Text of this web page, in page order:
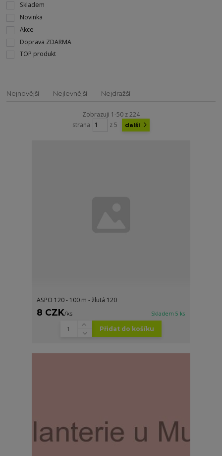
Skladem
Novinka
Akce
Doprava ZDARMA
TOP produkt
Nejnovější Nejlevnější Nejdražší
Zobrazuji 1-50 z 224
strana
z 5 další
ASPO 120 - 100 m - žlutá 120
8 CZK/ks Skladem 5 ks
Přidat do košíku